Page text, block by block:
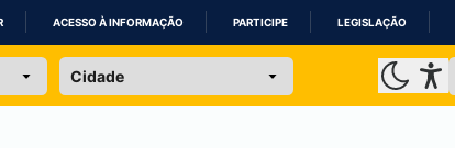
ACESSO À INFORMAÇÃO PARTICIPE LEGISLAÇÃO